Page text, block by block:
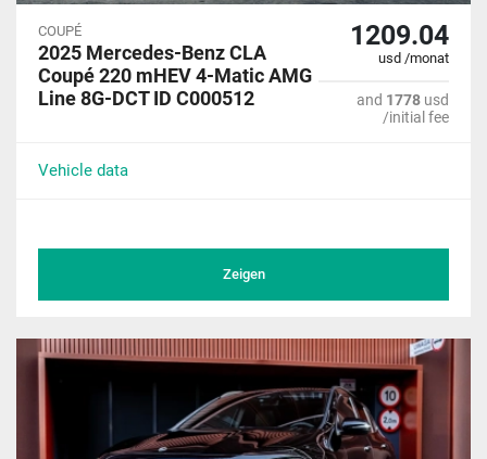
COUPÉ
2025 Mercedes-Benz CLA
Coupé 220 mHEV 4-Matic AMG
Line 8G-DCT ID C000512
1209.04
usd /monat
and 1778 usd
/initial fee
Vehicle data
Zeigen